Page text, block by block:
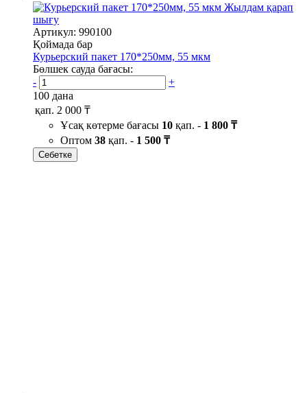
Жылдам қарап
шығу
Артикул: 990100
Қоймада бар
Курьерский пакет 170*250мм, 55 мкм
Бөлшек сауда бағасы:
-
+
100 дана
қап. 2 000 ₸
Ұсақ көтерме бағасы 10 қап. - 1 800 ₸
Оптом 38 қап. - 1 500 ₸
Себетке